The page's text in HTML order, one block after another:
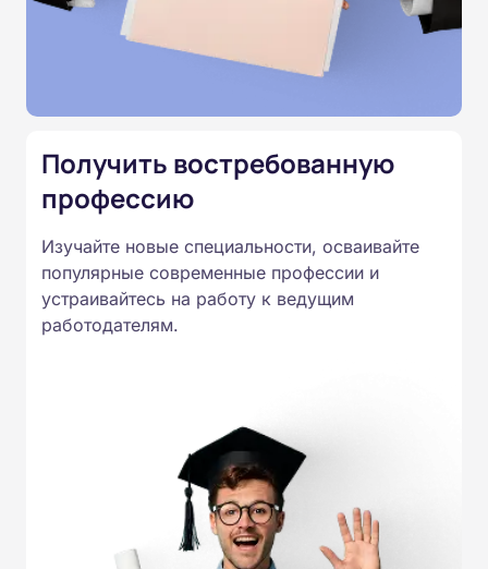
подтверждены лицензией
Министерства образования.
Подготовка ведется по всем
России от 14.07.2023 N 534 в
соответствии с Федеральными
образовательными стандартами
профессионального образования.
Удостоверения и дипломы о
Получить востребованную
профессию
Изучайте новые специальности, осваивайте
популярные современные профессии и
устраивайтесь на работу к ведущим
работодателям.